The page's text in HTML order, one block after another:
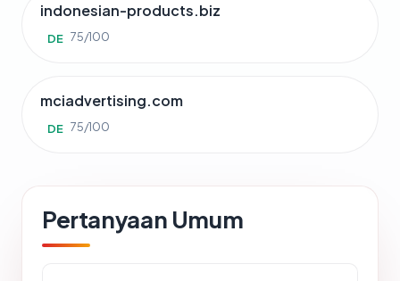
indonesian-products.biz
DE 75/100
mciadvertising.com
DE 75/100
Pertanyaan Umum